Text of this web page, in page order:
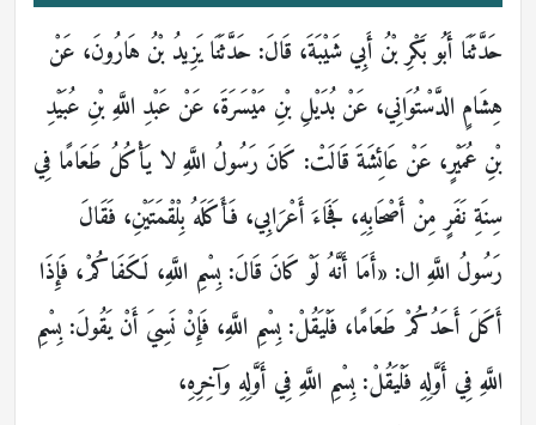
حَدَّثَنَا أَبُو بَكْرِ بْنُ أَبِي شَيْبَةَ، قَالَ: حَدَّثَنَا يَزِيدُ بْنُ هَارُونَ، عَنْ
هِشَامٍ الدَّسْتُوَانِي، عَنْ بُدَيْلِ بْنِ مَيْسَرَةَ، عَنْ عَبْدِ اللَّهِ بْنِ عُبَيْدِ
بْنِ عُمَيْرٍ، عَنْ عَائِشَةَ قَالَتْ: كَانَ رَسُولُ اللَّهِ لا يَأْكُلُ طَعَامًا فِي
سِنَةِ نَفَرٍ مِنْ أَصْحَابِهِ، فَجَاءَ أَعْرَابِي، فَأَكَلَهُ بِلْقْمَتَيْنِ، فَقَالَ
رَسُولُ اللَّهِ ال: «أَمَا أَنَّهُ لَوْ كَانَ قَالَ: بِسْمِ اللَّهِ، لَكَفَاكُمْ، فَإِذَا
أَكَلَ أَحَدُكُمْ طَعَامًا، فَلْيَقُلْ: بِسْمِ اللَّهِ، فَإِنْ نَسِيَ أَنْ يَقُولَ: بِسْمِ
اللَّهِ فِي أَوَّلِهِ فَلْيَقُلْ: بِسْمِ اللَّهِ فِي أَوَّلِهِ وَآخِرِهِ،